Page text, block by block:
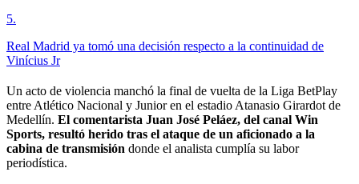
5.
Real Madrid ya tomó una decisión respecto a la continuidad de
Vinícius Jr
Un acto de violencia manchó la final de vuelta de la Liga BetPlay
entre Atlético Nacional y Junior en el estadio Atanasio Girardot de
Medellín. El comentarista Juan José Peláez, del canal Win
Sports, resultó herido tras el ataque de un aficionado a la
cabina de transmisión donde el analista cumplía su labor
periodística.